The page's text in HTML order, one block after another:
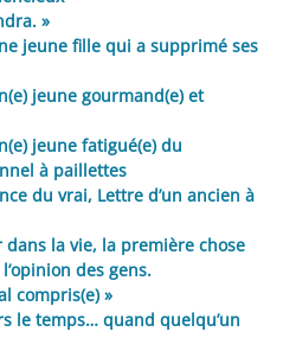
»
jeune fille qui a supprimé ses
jeune gourmand(e) et
jeune fatigué(e) du
à paillettes
du vrai, Lettre d’un ancien à
la vie, la première chose
des gens.
compris(e) »
le temps… quand quelqu’un